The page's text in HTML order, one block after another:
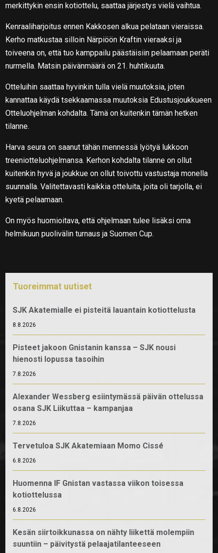
merkittykin ensin kotiottelu, saattaa järjestys vielä vaihtua.
Kenraaliharjoitus ennen Kakkosen alkua pelataan vieraissa.
Kerho matkustaa silloin Närpiöön Kraftin vieraaksi ja
toiveena on, että tuo kamppailu päästäisiin pelaamaan peräti
nurmella. Matsin päivänmäärä on 21. huhtikuuta.
Otteluihin saattaa hyvinkin tulla vielä muutoksia, joten
kannattaa käydä tsekkaamassa muutoksia Edustusjoukkueen
Otteluohjelman kohdalta. Tämä on kuitenkin tämän hetken
tilanne.
Harva seura on saanut tähän mennessä lyötyä lukkoon
treeniotteluohjelmansa. Kerhon kohdalta tilanne on ollut
kuitenkin hyvä ja joukkue on ollut toivottu vastustaja monella
suunnalla. Valitettavasti kaikkia otteluita, joita oli tarjolla, ei
kyetä pelaamaan.
On myös huomioitava, että ohjelmaan tulee lisäksi oma
helmikuun puolivälin turnaus ja Suomen Cup.
Tuoreimmat uutiset
SJK Akatemialle ei pisteitä lauantain kotiottelusta
8.8.2026
Pisteet jakoon Gnistanin kanssa – SJK nousi
hienosti lopussa tasoihin
7.8.2026
Alexander Wessberg esiintymässä päivän ottelussa
osana SJK Liikuttaa – kampanjaa
7.8.2026
Tervetuloa SJK Akatemiaan Momo Cissé
6.8.2026
Huomenna IF Gnistan vastassa viikon toisessa
kotiottelussa
6.8.2026
Kesän siirtoikkunassa on nähty liikettä molempiin
suuntiin – päivitystä pelaajatilanteeseen